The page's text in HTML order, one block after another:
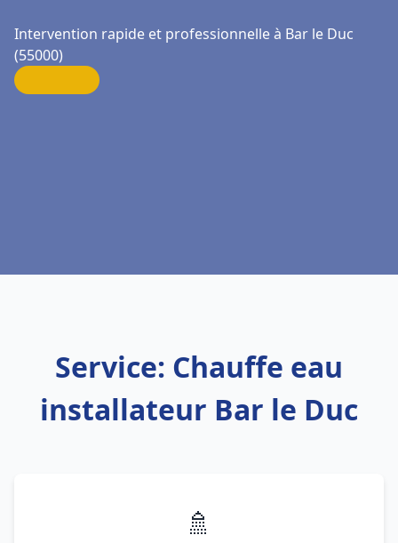
Intervention rapide et professionnelle à Bar le Duc
(55000)
Service: Chauffe eau
installateur Bar le Duc
🚿